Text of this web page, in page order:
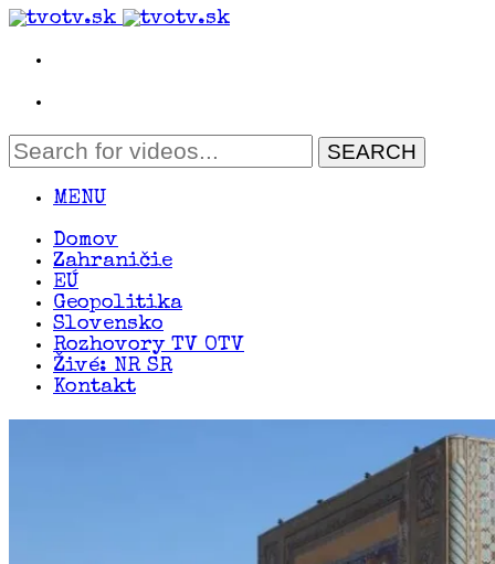
MENU
Domov
Zahraničie
EÚ
Geopolitika
Slovensko
Rozhovory TV OTV
Živé: NR SR
Kontakt